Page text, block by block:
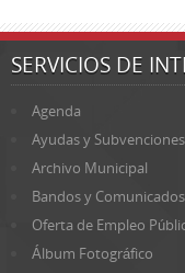
SERVICIOS DE
Agenda
Ayudas y Subvenciones
Archivo Municipal
Bandos y Comunicados
Oferta de Empleo
Álbum Fotográfico